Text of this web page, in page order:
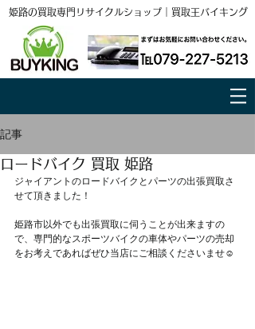
姫路の買取専門リサイクルショップ｜買取王バイキング
記事
ロードバイク 買取 姫路
ジャイアントのロードバイクとパーツの出張買取さ
せて頂きました！
姫路市以外でも出張買取に伺うことが出来ますの
で、専門的なスポーツバイクの車体やパーツの売却
をお考えであればぜひ当店にご相談くださいませ☺